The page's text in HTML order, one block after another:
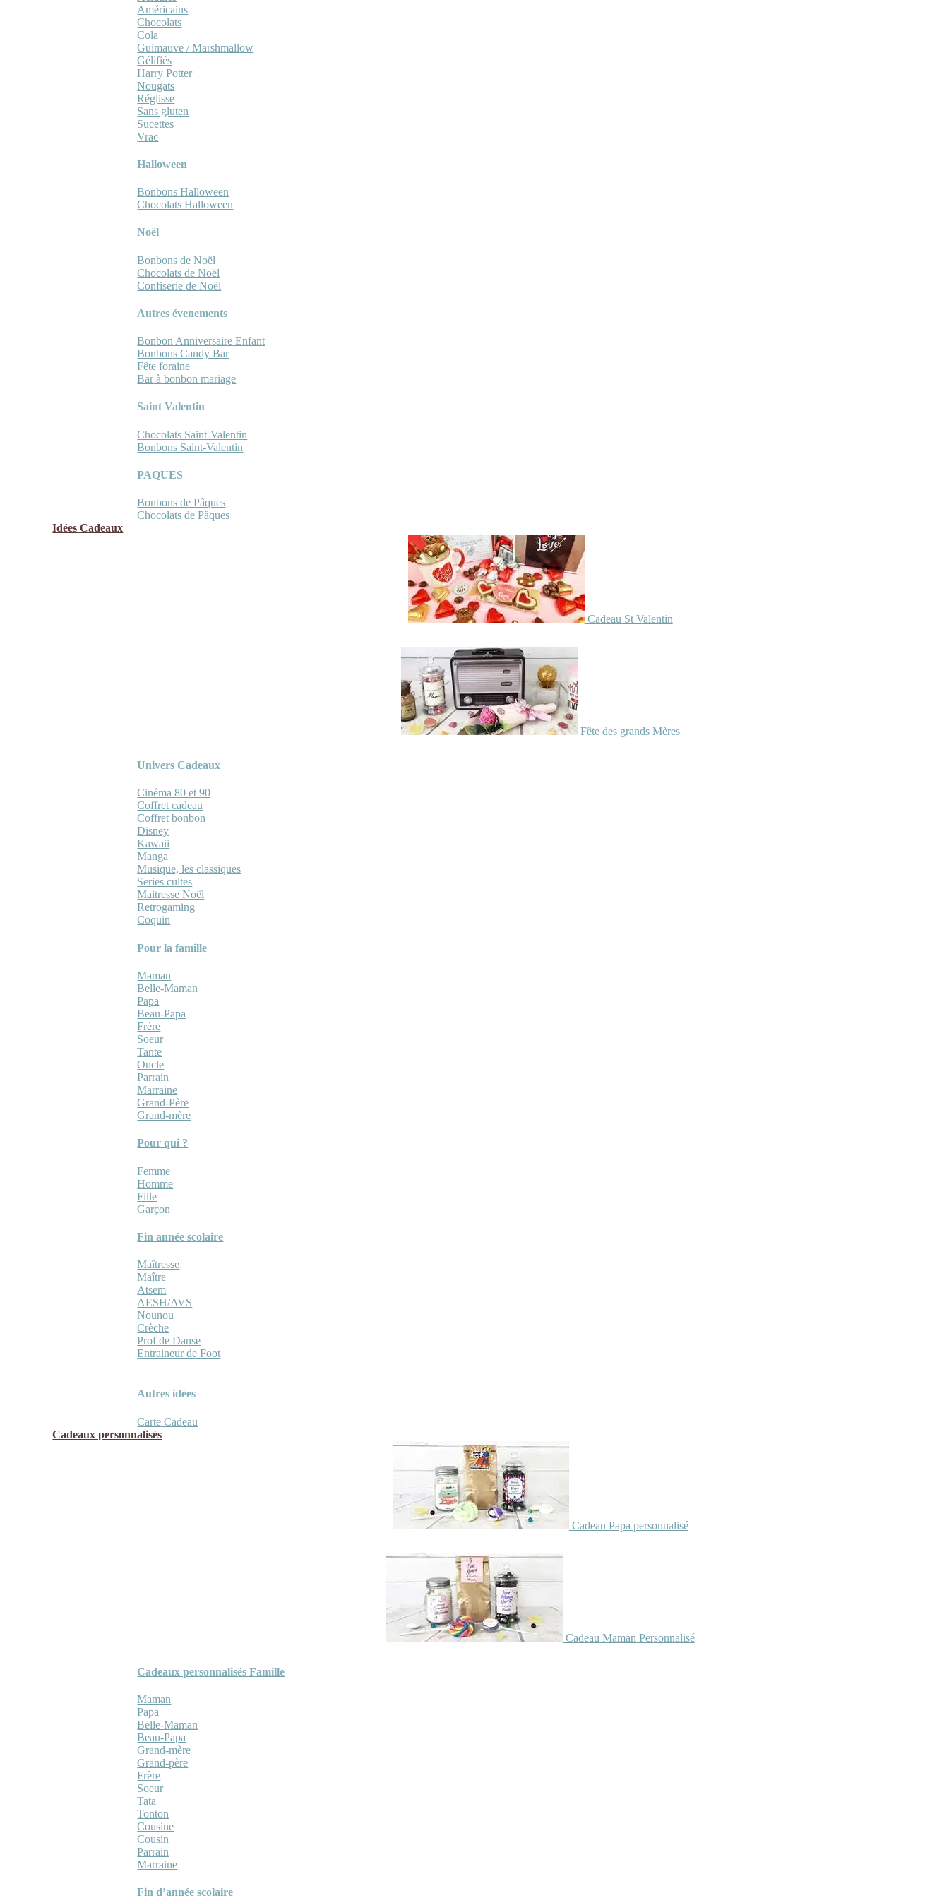
Américains
Chocolats
Cola
Guimauve / Marshmallow
Gélifiés
Harry Potter
Nougats
Réglisse
Sans gluten
Sucettes
Vrac
Halloween
Bonbons Halloween
Chocolats Halloween
Noël
Bonbons de Noël
Chocolats de Noël
Confiserie de Noël
Autres évenements
Bonbon Anniversaire Enfant
Bonbons Candy Bar
Fête foraine
Bar à bonbon mariage
Saint Valentin
Chocolats Saint-Valentin
Bonbons Saint-Valentin
PAQUES
Bonbons de Pâques
Chocolats de Pâques
Idées Cadeaux
Cadeau St Valentin
Fête des grands Mères
Univers Cadeaux
Cinéma 80 et 90
Coffret cadeau
Coffret bonbon
Disney
Kawaii
Manga
Musique, les classiques
Series cultes
Maitresse Noël
Retrogaming
Coquin
Pour la famille
Maman
Belle-Maman
Papa
Beau-Papa
Frère
Soeur
Tante
Oncle
Parrain
Marraine
Grand-Père
Grand-mère
Pour qui ?
Femme
Homme
Fille
Garçon
Fin année scolaire
Maîtresse
Maître
Atsem
AESH/AVS
Nounou
Crèche
Prof de Danse
Entraineur de Foot
Autres idées
Carte Cadeau
Cadeaux personnalisés
Cadeau Papa personnalisé
Cadeau Maman Personnalisé
Cadeaux personnalisés Famille
Maman
Papa
Belle-Maman
Beau-Papa
Grand-mère
Grand-père
Frère
Soeur
Tata
Tonton
Cousine
Cousin
Parrain
Marraine
Fin d’année scolaire